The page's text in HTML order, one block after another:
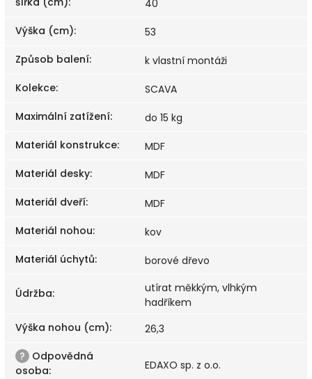
40
Výška (cm):
53
Způsob balení:
k vlastní montáži
Kolekce:
SCAVA
Maximální zatížení:
do 15 kg
Materiál konstrukce:
MDF
Materiál desky:
MDF
Materiál dveří:
MDF
Materiál nohou:
kov
Materiál úchytů: borové dřevo
Údržba:
utírat měkkým, vlhkým
hadříkem
Výška nohou (cm):
26,3
? Odpovědná
osoba: EDAXO sp. z o.o.